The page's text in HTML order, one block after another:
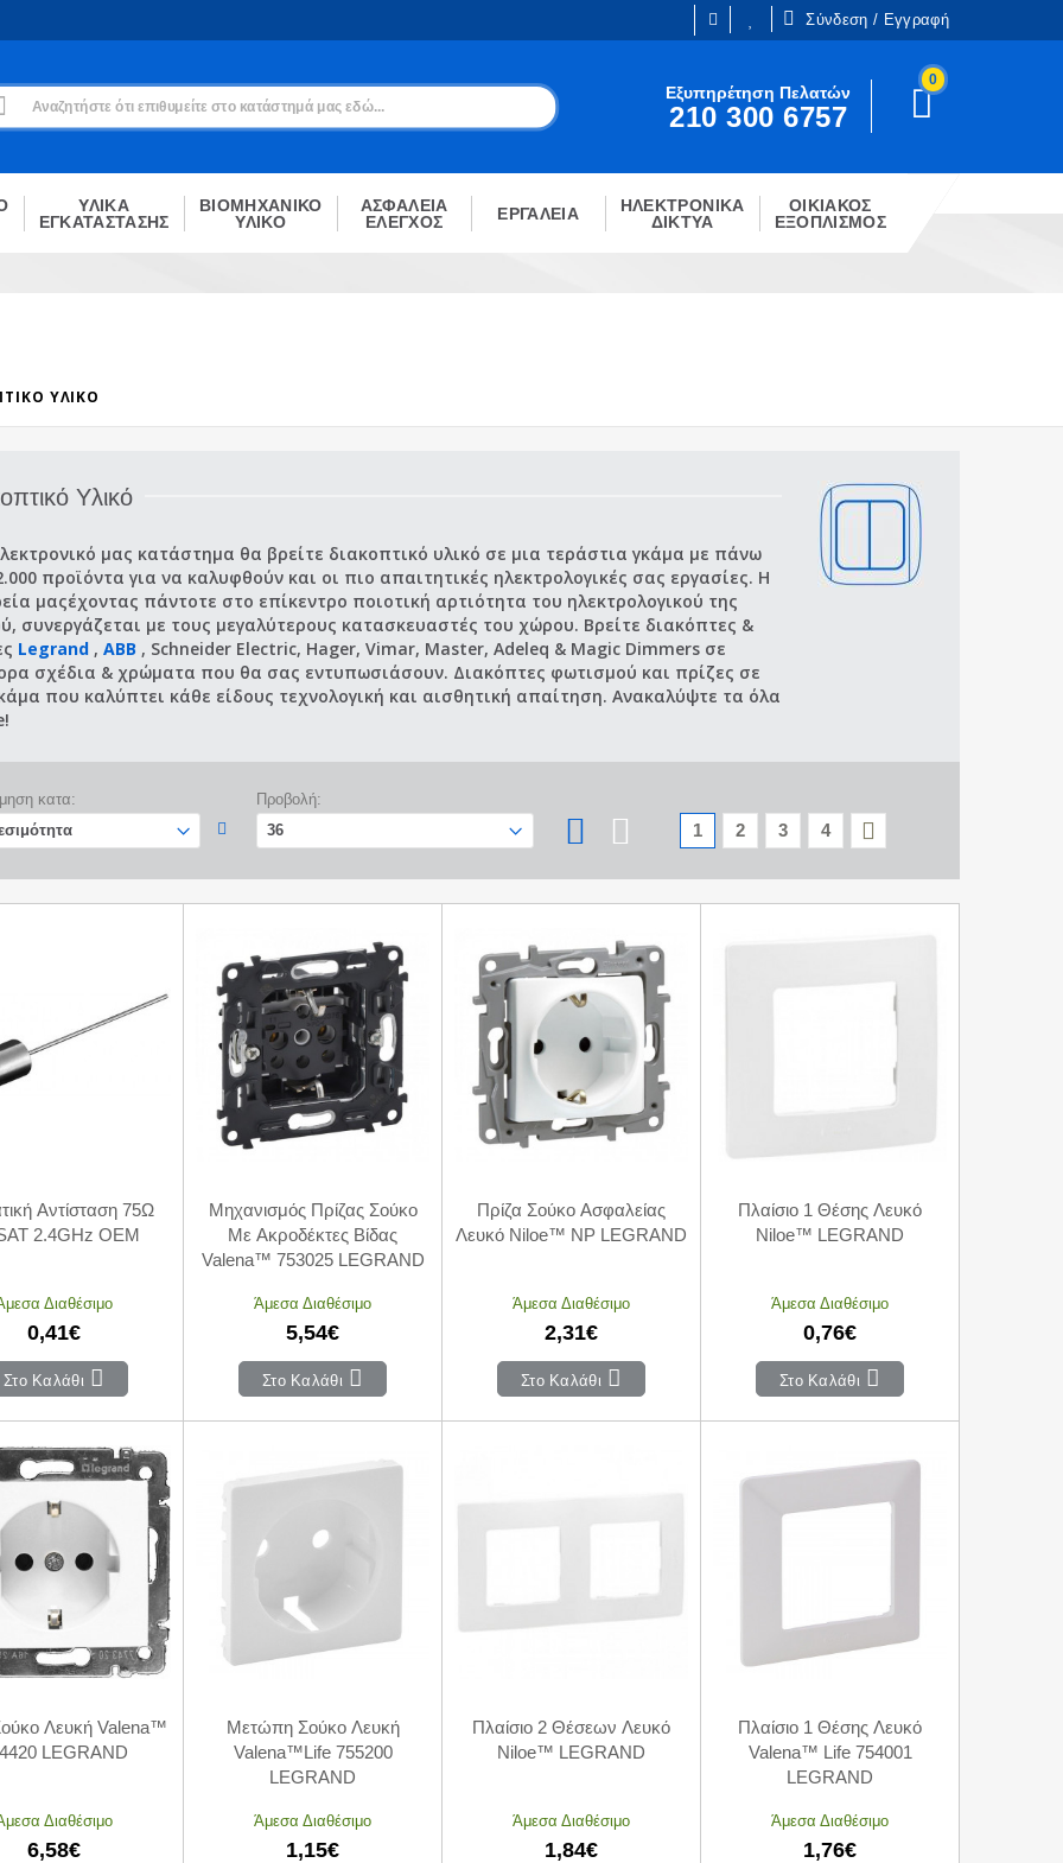
Σύνδεση / Εγγραφή
Εγγραφή
Δεν είσαι μέλος;
ΕΓΓΡΑΦΉ
Είμαι ήδη πελάτης
ΣΎΝΔΕΣΗ
Εξυπηρέτηση Πελατών
210 300 6757
0
ΥΛΙΚΑ
ΕΓΚΑΤΑΣΤΑΣΗΣ
ΒΙΟΜΗΧΑΝΙΚΟ
ΥΛΙΚΟ
ΑΣΦΑΛΕΙΑ
ΕΛΕΓΧΟΣ
ΕΡΓΑΛΕΙΑ
ΗΛΕΚΤΡΟΝΙΚΑ
ΔΙΚΤΥΑ
ΟΙΚΙΑΚΟΣ
ΕΞΟΠΛΙΣΜΟΣ
ΥΛΙΚΌ
Υλικό
μας κατάστημα θα βρείτε διακοπτικό υλικό σε μια τεράστια γκάμα με πάνω
προϊόντα για να καλυφθούν και οι πιο απαιτητικές ηλεκτρολογικές σας εργασίες. Η
μαςέχοντας πάντοτε στο επίκεντρο ποιοτική αρτιότητα του ηλεκτρολογικού της
συνεργάζεται με τους μεγαλύτερους κατασκευαστές του χώρου. Βρείτε διακόπτες &
Legrand , ABB , Schneider Electric, Hager, Vimar, Master, Adeleq & Magic Dimmers σε
σχέδια & χρώματα που θα σας εντυπωσιάσουν. Διακόπτες φωτισμού και πρίζες σε
που καλύπτει κάθε είδους τεχνολογική και αισθητική απαίτηση. Ανακαλύψτε τα όλα
κατα: Προβολή:
1 2 3 4
Αντίσταση 75Ω
2.4GHz OEM
Διαθέσιμο
0,41€
Στο Καλάθι
Μηχανισμός Πρίζας Σούκο
Με Ακροδέκτες Βίδας
Valena™ 753025 LEGRAND
Άμεσα Διαθέσιμο
5,54€
Στο Καλάθι
Πρίζα Σούκο Ασφαλείας
Λευκό Niloe™ NP LEGRAND
Άμεσα Διαθέσιμο
2,31€
Στο Καλάθι
Πλαίσιο 1 Θέσης Λευκό
Niloe™ LEGRAND
Άμεσα Διαθέσιμο
0,76€
Στο Καλάθι
Λευκή Valena™
LEGRAND
Διαθέσιμο
6,58€
Μετώπη Σούκο Λευκή
Valena™Life 755200
LEGRAND
Άμεσα Διαθέσιμο
1,15€
Πλαίσιο 2 Θέσεων Λευκό
Niloe™ LEGRAND
Άμεσα Διαθέσιμο
1,84€
Πλαίσιο 1 Θέσης Λευκό
Valena™ Life 754001
LEGRAND
Άμεσα Διαθέσιμο
1,76€